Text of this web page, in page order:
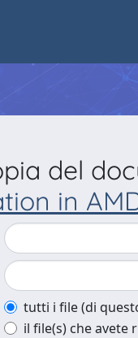
del
in
tutti i file (di
il file(s) che avete